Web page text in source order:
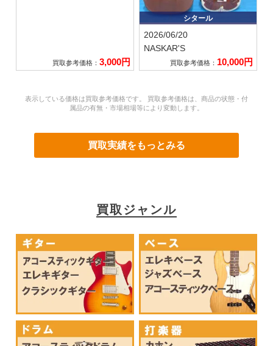
買取参考価格： 3,000円
シタール
2026/06/20
NASKAR'S
買取参考価格： 10,000円
表示している価格は買取参考価格です。 買取参考価格は、商品の状態・付
属品の有無・市場相場等により変動します。
買取実績をもっとみる
買取ジャンル